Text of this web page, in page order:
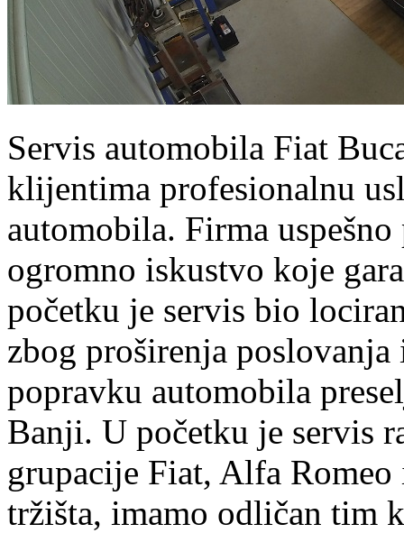
Servis automobila Fiat
klijentima profesionalnu
automobila. Firma
ogromno iskustvo koje
početku je servis bio
zbog proširenja poslovanja
popravku automobila
Banji. U početku je servis
grupacije Fiat, Alfa
tržišta, imamo odličan tim